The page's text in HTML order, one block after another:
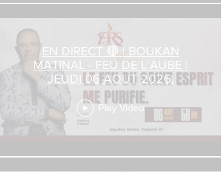
EN DIRECT 🔴 | BOUKAN
MATINAL - FEU DE L'AUBE |
JEUDI 06 AOUT 2026.
Play Video